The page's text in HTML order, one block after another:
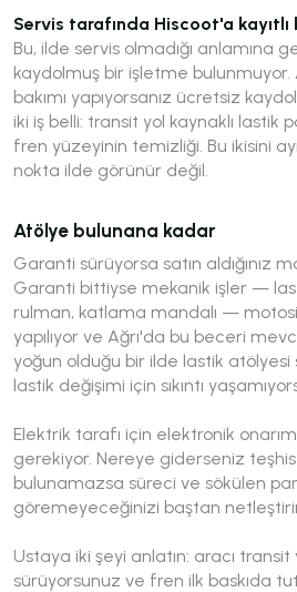
Servis tarafında Hiscoot'a kayıtlı
Bu, ilde servis olmadığı anlamına
kaydolmuş bir işletme bulunmuyor.
bakımı yapıyorsanız ücretsiz
iki iş belli: transit yol kaynaklı lastik
fren yüzeyinin temizliği. Bu ikisini
nokta ilde görünür değil.
Atölye bulunana kadar
Garanti sürüyorsa satın aldığınız
Garanti bittiyse mekanik işler —
rulman, katlama mandalı —
yapılıyor ve Ağrı'da bu beceri
yoğun olduğu bir ilde lastik atölyesi
lastik değişimi için sıkıntı
Elektrik tarafı için elektronik
gerekiyor. Nereye giderseniz
bulunamazsa süreci ve sökülen
göremeyeceğinizi baştan
Ustaya iki şeyi anlatın: aracı transit
sürüyorsunuz ve fren ilk baskıda